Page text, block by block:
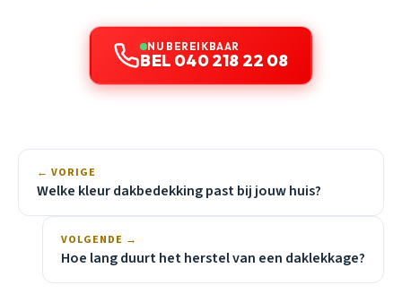
NU BEREIKBAAR
BEL 040 218 22 08
← VORIGE
Welke kleur dakbedekking past bij jouw huis?
VOLGENDE →
Hoe lang duurt het herstel van een daklekkage?